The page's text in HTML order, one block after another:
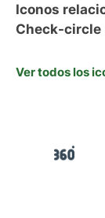
Iconos
Check-circle
Ver todos los